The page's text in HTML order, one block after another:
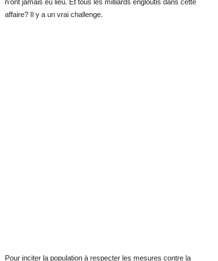
n’ont jamais eu lieu. Et tous les milliards engloutis dans cette
affaire? Il y a un vrai challenge.
Pour inciter la population à respecter les mesures contre la